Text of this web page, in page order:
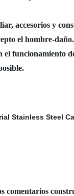
accesorios y
el hombre-daño.
funcionamiento
comentarios